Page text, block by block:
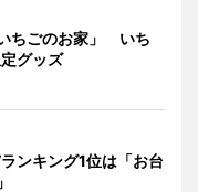
ちごのお家」 いち
グッズ
ンキング1位は「お台